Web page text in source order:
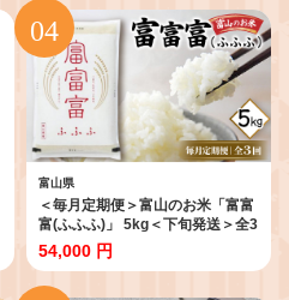
富山県
＜毎月定期便＞富山のお米「富富
富(ふふふ)」 5kg＜下旬発送＞全3
回【4086232】
54,000 円